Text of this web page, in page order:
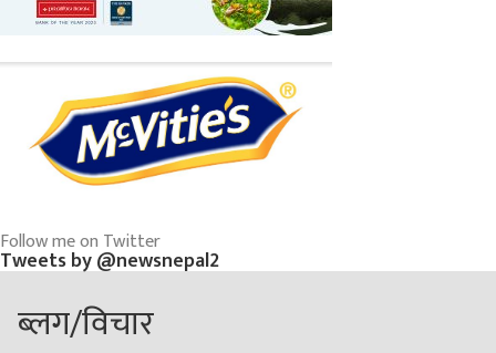
Follow me on Twitter
Tweets by @newsnepal2
ब्लग/विचार